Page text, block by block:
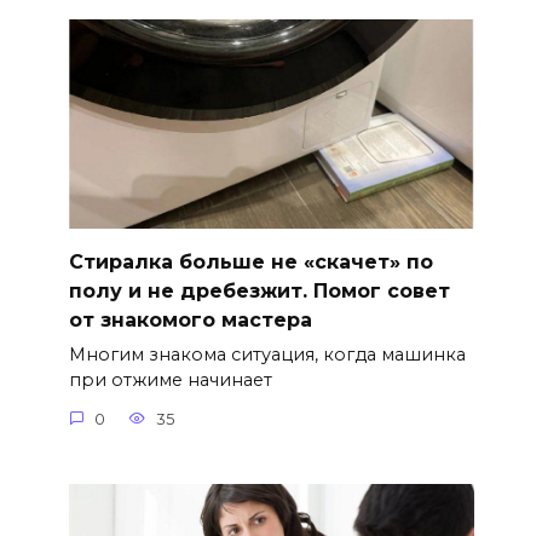
Стиралка больше не «скачет» по
полу и не дребезжит. Помог совет
от знакомого мастера
Многим знакома ситуация, когда машинка
при отжиме начинает
0 35